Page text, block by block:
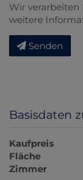
Wir verarbeiten
weitere
Senden
Basisdaten
Kaufpreis
Fläche
Zimmer